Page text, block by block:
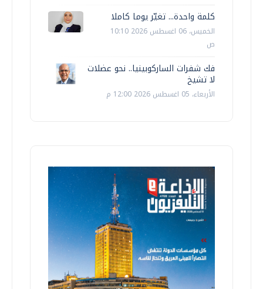
كلمة واحدة... تغيّر يوما كاملا
الخميس، 06 اغسطس 2026 10:10
ص
فك شفرات الساركوبينيا.. نحو عضلات
لا تشيخ
الأربعاء، 05 اغسطس 2026 12:00 م